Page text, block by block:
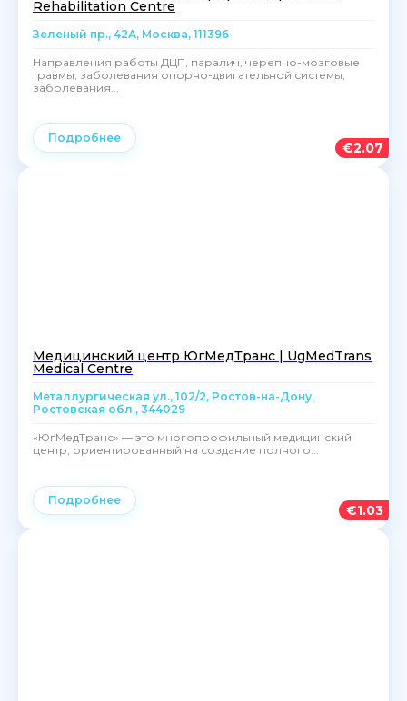
€2.07
Rehabilitation Centre
Зеленый пр., 42А, Москва, 111396
Направления работы ДЦП, паралич, черепно-мозговые
травмы, заболевания опорно-двигательной системы,
заболевания...
Подробнее
€1.03
Медицинский центр ЮгМедТранс | UgMedTrans
Medical Centre
Металлургическая ул., 102/2, Ростов-на-Дону,
Ростовская обл., 344029
«ЮгМедТранс» — это многопрофильный медицинский
центр, ориентированный на создание полного...
Подробнее